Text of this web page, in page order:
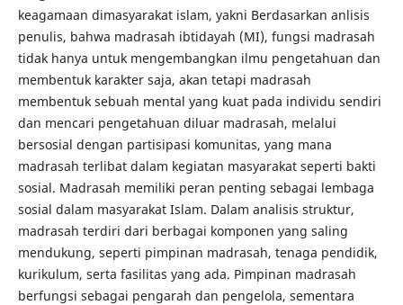
keagamaan dimasyarakat islam, yakni Berdasarkan anlisis
penulis, bahwa madrasah ibtidayah (MI), fungsi madrasah
tidak hanya untuk mengembangkan ilmu pengetahuan dan
membentuk karakter saja, akan tetapi madrasah
membentuk sebuah mental yang kuat pada individu sendiri
dan mencari pengetahuan diluar madrasah, melalui
bersosial dengan partisipasi komunitas, yang mana
madrasah terlibat dalam kegiatan masyarakat seperti bakti
sosial. Madrasah memiliki peran penting sebagai lembaga
sosial dalam masyarakat Islam. Dalam analisis struktur,
madrasah terdiri dari berbagai komponen yang saling
mendukung, seperti pimpinan madrasah, tenaga pendidik,
kurikulum, serta fasilitas yang ada. Pimpinan madrasah
berfungsi sebagai pengarah dan pengelola, sementara